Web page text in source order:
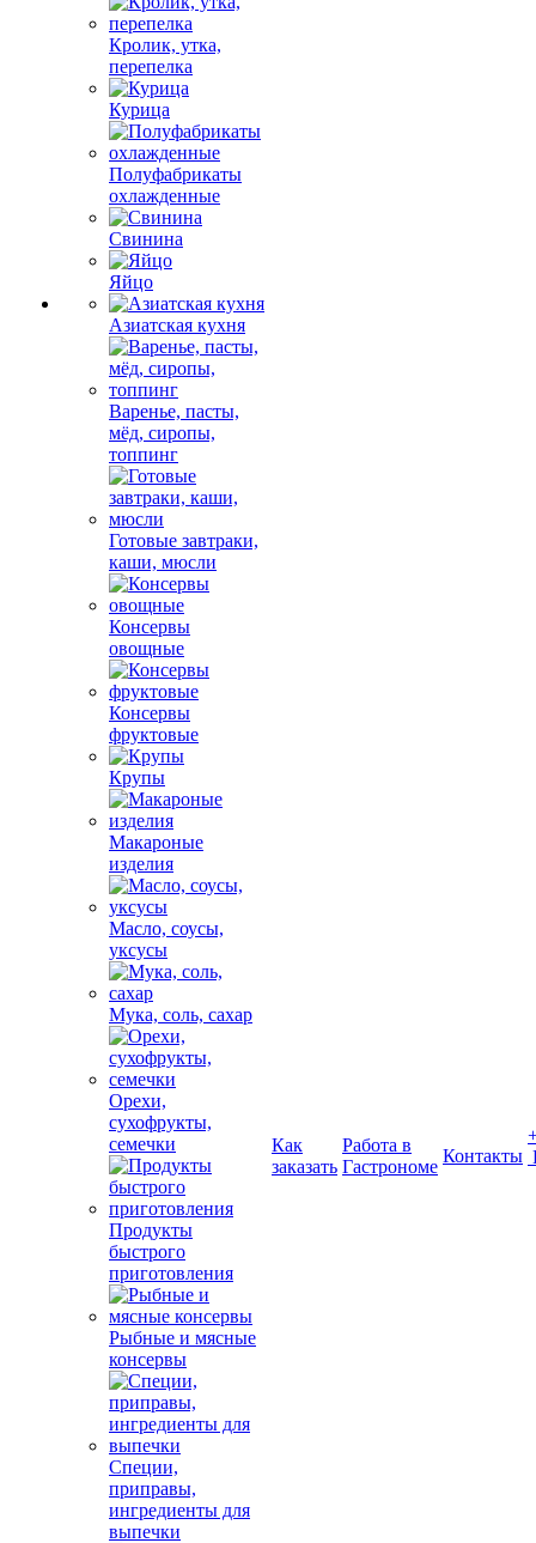
Кролик, утка,
перепелка
Курица
Полуфабрикаты
охлажденные
Свинина
Яйцо
Азиатская кухня
Варенье, пасты,
мёд, сиропы,
топпинг
Готовые завтраки,
каши, мюсли
Консервы
овощные
Консервы
фруктовые
Крупы
Макароные
изделия
Масло, соусы,
уксусы
Мука, соль, сахар
Орехи,
сухофрукты,
семечки
Продукты
быстрого
приготовления
Рыбные и мясные
консервы
Специи,
приправы,
ингредиенты для
выпечки
Как
заказать
Работа в
Гастрономе
Контакты